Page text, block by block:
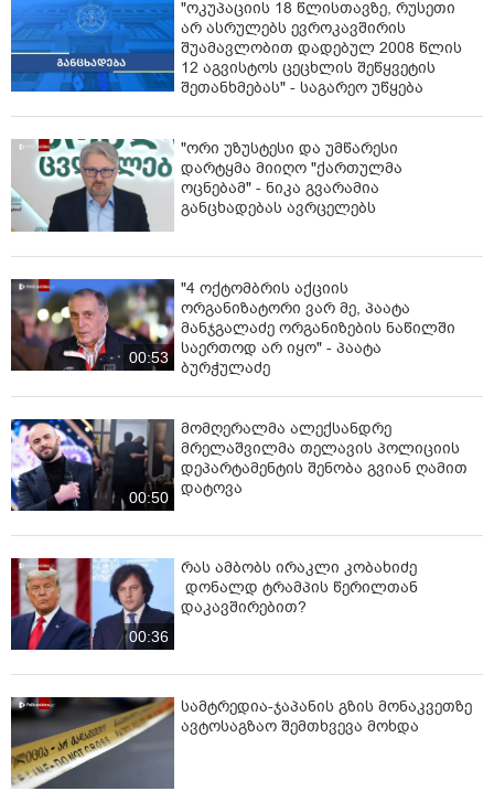
სამართალს. ასე რომ შეხვედრამდე.
პატივისცემით ალეკო, მე-6 მაღალი რისკის
საპყრობილე. 25-ე საკანი“, - წერია ალეკო
ელისაშვილის წერილში.
წყარო: ipn.ge
"ოკუპაციის 18 წლისთავზე, რუსეთი
არ ასრულებს ევროკავშირის
შუამავლობით დადებულ 2008 წლის
12 აგვისტოს ცეცხლის შეწყვეტის
შეთანხმებას" - საგარეო უწყება
"ორი უზუსტესი და უმწარესი
დარტყმა მიიღო "ქართულმა
ოცნებამ" - ნიკა გვარამია
განცხადებას ავრცელებს
00:53
"4 ოქტომბრის აქციის
ორგანიზატორი ვარ მე, პაატა
მანჯგალაძე ორგანიზების ნაწილში
საერთოდ არ იყო" - პაატა
ბურჭულაძე
00:50
მომღერალმა ალექსანდრე
მრელაშვილმა თელავის პოლიციის
დეპარტამენტის შენობა გვიან ღამით
დატოვა
00:36
რას ამბობს ირაკლი კობახიძე
დონალდ ტრამპის წერილთან
დაკავშირებით?
სამტრედია-ჯაპანის გზის მონაკვეთზე
ავტოსაგზაო შემთხვევა მოხდა